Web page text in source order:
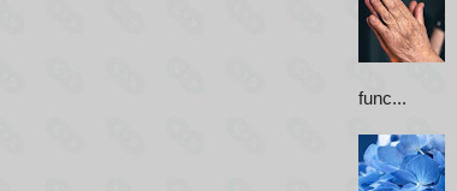
func...